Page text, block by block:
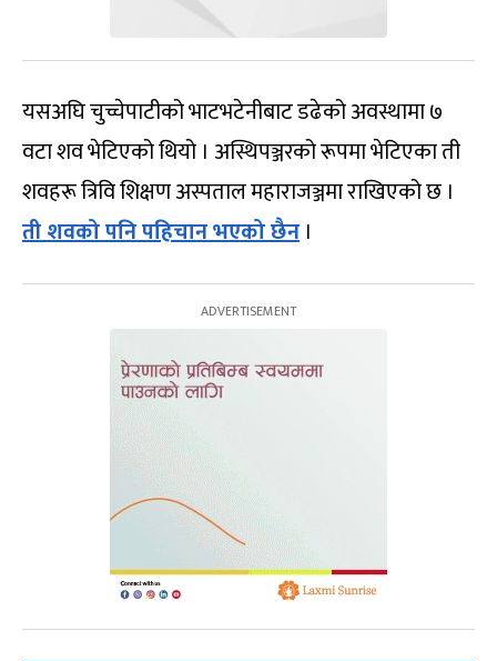
यसअघि चुच्चेपाटीको भाटभटेनीबाट डढेको अवस्थामा ७
वटा शव भेटिएको थियो । अस्थिपञ्जरको रूपमा भेटिएका ती
शवहरू त्रिवि शिक्षण अस्पताल महाराजञ्जमा राखिएको छ ।
ती शवको पनि पहिचान भएको छैन ।